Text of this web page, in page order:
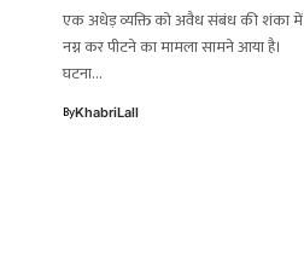
एक अधेड़ व्यक्ति को अवैध संबंध की शंका में
नग्न कर पीटने का मामला सामने आया है।
घटना…
ByKhabriLall